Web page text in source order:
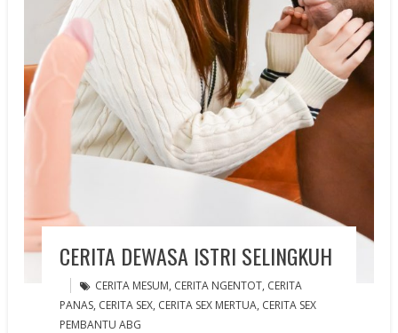
CERITA DEWASA ISTRI SELINGKUH
CERITA MESUM, CERITA NGENTOT, CERITA
PANAS, CERITA SEX, CERITA SEX MERTUA, CERITA SEX
PEMBANTU ABG